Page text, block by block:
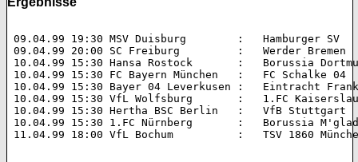
09.04.99 19:30 MSV Duisburg        :   Hamburger SV 		2:3 (2:0)
09.04.99 20:00 SC Freiburg         :   Werder Bremen 		0:2 (0:0)
10.04.99 15:30 Hansa Rostock       :   Borussia Dortmund 	2:0
10.04.99 15:30 FC Bayern München   :   FC Schalke 04 		1:1 (0:0)
10.04.99 15:30 Bayer 04 Leverkusen :   Eintracht Frankfurt
10.04.99 15:30 VfL Wolfsburg       :   1.FC Kaiserslautern
10.04.99 15:30 Hertha BSC Berlin   :   VfB Stuttgart 		2:0 (0:0)
10.04.99 15:30 1.FC Nürnberg       :   Borussia M'gladbach
11.04.99 18:00 VfL Bochum          :   TSV 1860 München 	2:0